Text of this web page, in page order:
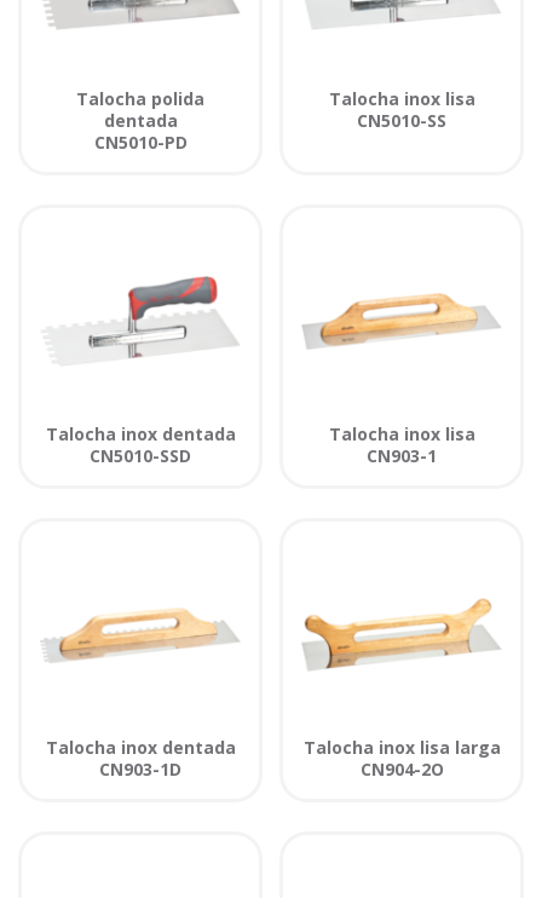
Talocha polida
dentada
CN5010-PD
Talocha inox lisa
CN5010-SS
Talocha inox dentada
CN5010-SSD
Talocha inox lisa
CN903-1
Talocha inox dentada
CN903-1D
Talocha inox lisa larga
CN904-2O